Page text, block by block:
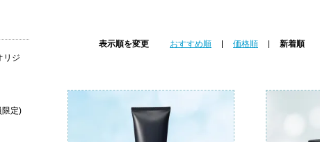
表示順を変更 おすすめ順 価格順 新着順
リジ
限定)